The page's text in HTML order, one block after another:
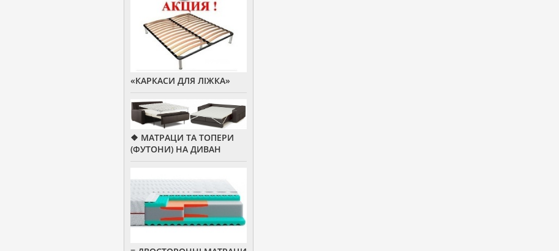
«КАРКАСИ ДЛЯ ЛІЖКА»
❖ МАТРАЦИ ТА ТОПЕРИ
(ФУТОНИ) НА ДИВАН